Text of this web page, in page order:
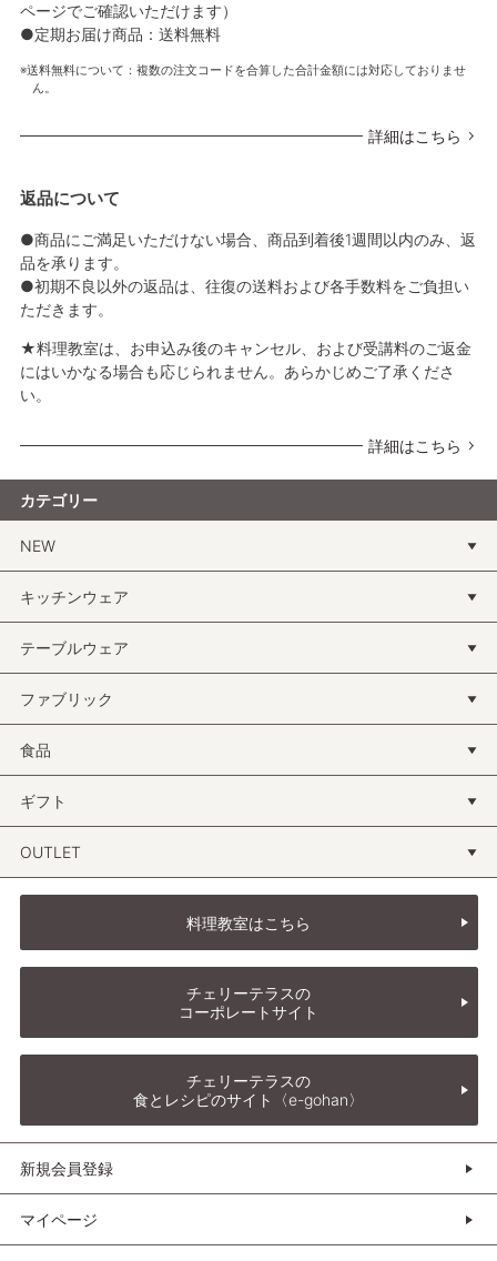
ページでご確認いただけます）
●定期お届け商品：送料無料
送料無料について：複数の注文コードを合算した合計金額には対応しておりませ
ん。
詳細はこちら
返品について
●商品にご満足いただけない場合、商品到着後1週間以内のみ、返
品を承ります。
●初期不良以外の返品は、往復の送料および各手数料をご負担い
ただきます。
★料理教室は、お申込み後のキャンセル、および受講料のご返金
にはいかなる場合も応じられません。あらかじめご了承くださ
い。
詳細はこちら
カテゴリー
NEW
キッチンウェア
食品
ギフト
テーブルウェア
ファブリック
OUTLET
料理教室はこちら
チェリーテラスの
コーポレートサイト
チェリーテラスの
食とレシピのサイト〈e-gohan〉
新規会員登録
マイページ